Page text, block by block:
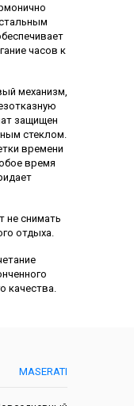
MASERATI
часов к
механизм,
защищен
стеклом.
времени
время
не снимать
отдыха.
качества.